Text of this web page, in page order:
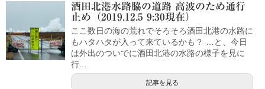
酒田北港水路脇の道路 高波のため通行
止め（2019.12.5 9:30現在）
ここ数日の海の荒れでそろそろ酒田北港の水路に
もハタハタが入って来ているかも？ …と、今日
は外出のついでに酒田北港の水路の様子を見に
行...
記事を見る